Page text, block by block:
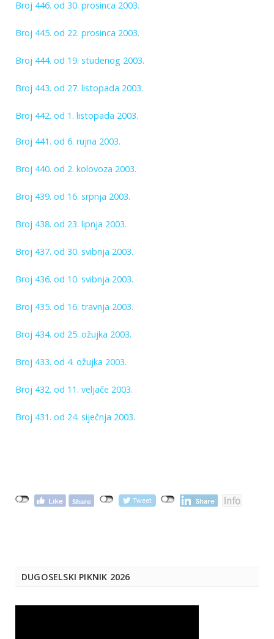
Broj 446. od 30. prosinca 2003.
Broj 445. od 22. prosinca 2003.
Broj 444. od 19. studenog 2003.
Broj 443. od 27. listopada 2003.
Broj 442. od 1. listopada 2003.
Broj 441. od 6. rujna 2003.
Broj 440. od 2. kolovoza 2003.
Broj 439. od 16. srpnja 2003.
Broj 438. od 23. lipnja 2003.
Broj 437. od 30. svibnja 2003.
Broj 436. od 10. svibnja 2003.
Broj 435. od 16. travnja 2003.
Broj 434. od 25. ožujka 2003.
Broj 433. od 4. ožujka 2003.
Broj 432. od 11. veljače 2003.
Broj 431. od 24. siječnja 2003.
DUGOSELSKI PIKNIK 2026